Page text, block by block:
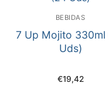
BEBIDAS
7 Up Mojito 330ml
Uds)
€19,42